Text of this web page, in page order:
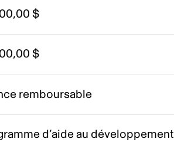
$
$
remboursable
d’aide au développement